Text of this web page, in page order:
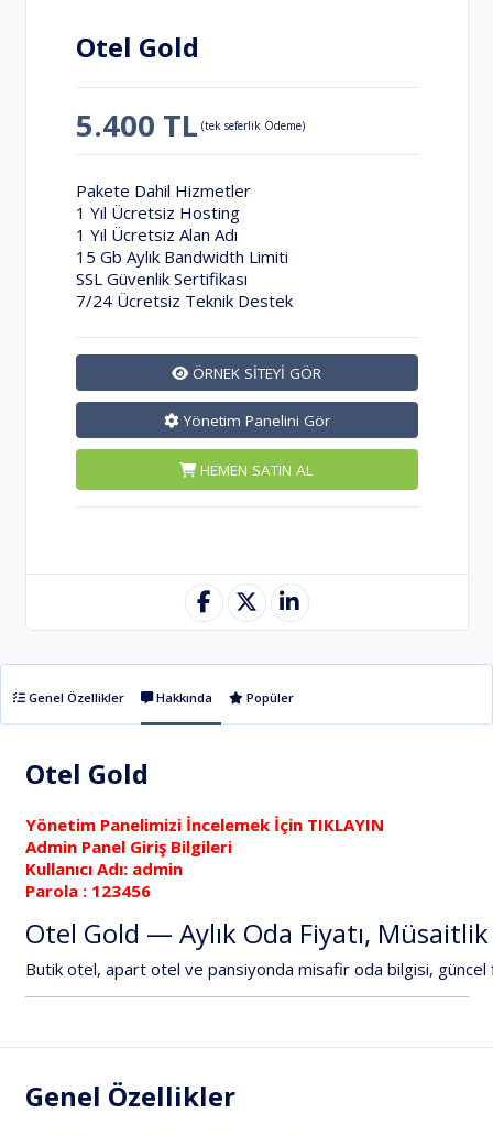
Otel Gold
5.400 TL (tek seferlik Ödeme)
Pakete Dahil Hizmetler
1 Yıl Ücretsiz Hosting
1 Yıl Ücretsiz Alan Adı
15 Gb Aylık Bandwidth Limiti
SSL Güvenlik Sertifikası
7/24 Ücretsiz Teknik Destek
ÖRNEK SİTEYİ GÖR
Yönetim Panelini Gör
HEMEN SATIN AL
Genel Özellikler Hakkında Popüler
Otel Gold
Yönetim Panelimizi İncelemek İçin TIKLAYIN
Admin Panel Giriş Bilgileri
Kullanıcı Adı: admin
Parola : 123456
Otel Gold — Aylık Oda Fiyatı, Müsaitlik
Butik otel, apart otel ve pansiyonda misafir oda bilgisi, güncel
Genel Özellikler